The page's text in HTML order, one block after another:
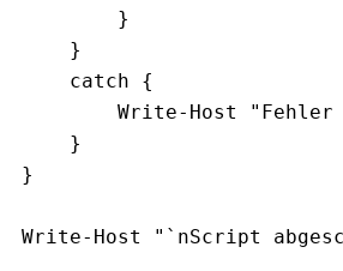
        }
    }
catch {
Write-Host
"Fehler
    }
}
Write-Host "`nScript